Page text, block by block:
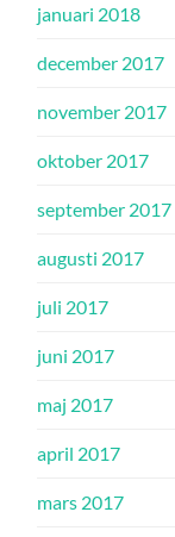
januari 2018
december 2017
november 2017
oktober 2017
september 2017
augusti 2017
juli 2017
juni 2017
maj 2017
april 2017
mars 2017